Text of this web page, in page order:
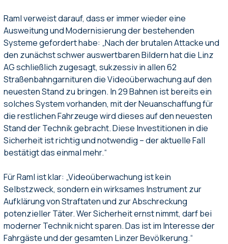
Raml verweist darauf, dass er immer wieder eine
Ausweitung und Modernisierung der bestehenden
Systeme gefordert habe: „Nach der brutalen Attacke und
den zunächst schwer auswertbaren Bildern hat die Linz
AG schließlich zugesagt, sukzessiv in allen 62
Straßenbahngarnituren die Videoüberwachung auf den
neuesten Stand zu bringen. In 29 Bahnen ist bereits ein
solches System vorhanden, mit der Neuanschaffung für
die restlichen Fahrzeuge wird dieses auf den neuesten
Stand der Technik gebracht. Diese Investitionen in die
Sicherheit ist richtig und notwendig – der aktuelle Fall
bestätigt das einmal mehr.“
Für Raml ist klar: „Videoüberwachung ist kein
Selbstzweck, sondern ein wirksames Instrument zur
Aufklärung von Straftaten und zur Abschreckung
potenzieller Täter. Wer Sicherheit ernst nimmt, darf bei
moderner Technik nicht sparen. Das ist im Interesse der
Fahrgäste und der gesamten Linzer Bevölkerung.“